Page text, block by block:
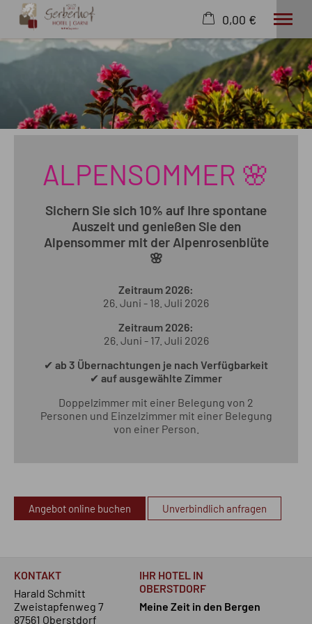
20. bis 27. August
2 Erwachsene
Wissenswertes
Angebote
Wellness
Extras
0,00 €
Warenkorb ist leer
ALPENSOMMER 🌸
Sichern Sie sich 10% auf Ihre spontane
Auszeit und genießen Sie den
Alpensommer mit der Alpenrosenblüte
🌸
Zeitraum 2026:
26. Juni - 18. Juli 2026
Zeitraum 2026:
26. Juni - 17. Juli 2026
✔ ab 3 Übernachtungen je nach Verfügbarkeit
✔ auf ausgewählte Zimmer
Doppelzimmer mit einer Belegung von 2
Personen und Einzelzimmer mit einer Belegung
von einer Person.
Angebot online buchen Unverbindlich anfragen
KONTAKT
Harald Schmitt
Zweistapfenweg 7
87561 Oberstdorf
IHR HOTEL IN
OBERSTDORF
Meine Zeit in den Bergen